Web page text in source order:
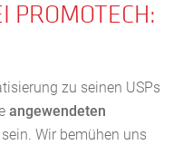
PROMOTECH:
zu seinen USPs
angewendeten
sein. Wir bemühen uns